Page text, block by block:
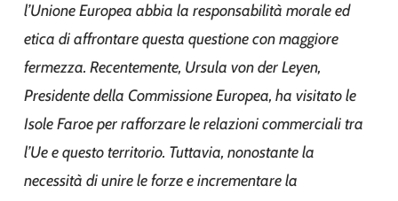
l’Unione Europea abbia la responsabilità morale ed
etica di affrontare questa questione con maggiore
fermezza. Recentemente, Ursula von der Leyen,
Presidente della Commissione Europea, ha visitato le
Isole Faroe per rafforzare le relazioni commerciali tra
l’Ue e questo territorio. Tuttavia, nonostante la
necessità di unire le forze e incrementare la